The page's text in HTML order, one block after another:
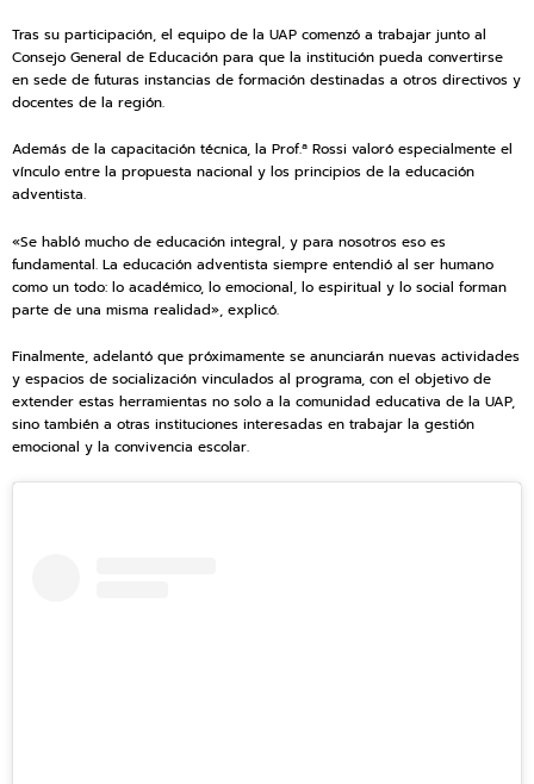
Tras su participación, el equipo de la UAP comenzó a trabajar junto al
Consejo General de Educación para que la institución pueda convertirse
en sede de futuras instancias de formación destinadas a otros directivos y
docentes de la región.
Además de la capacitación técnica, la Prof.ª Rossi valoró especialmente el
vínculo entre la propuesta nacional y los principios de la educación
adventista.
«Se habló mucho de educación integral, y para nosotros eso es
fundamental. La educación adventista siempre entendió al ser humano
como un todo: lo académico, lo emocional, lo espiritual y lo social forman
parte de una misma realidad», explicó.
Finalmente, adelantó que próximamente se anunciarán nuevas actividades
y espacios de socialización vinculados al programa, con el objetivo de
extender estas herramientas no solo a la comunidad educativa de la UAP,
sino también a otras instituciones interesadas en trabajar la gestión
emocional y la convivencia escolar.